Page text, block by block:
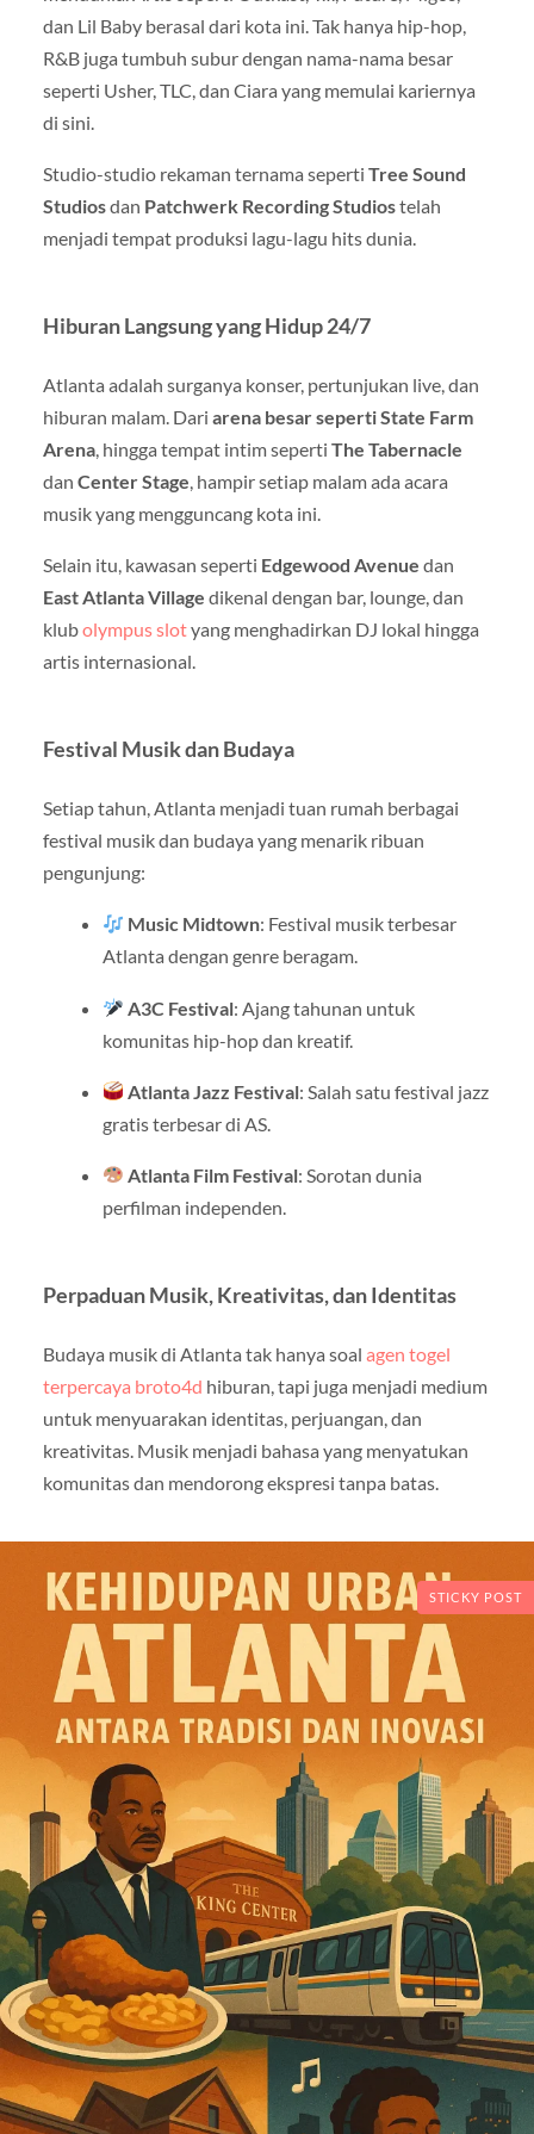
dan Lil Baby berasal dari kota ini. Tak hanya hip-hop,
R&B juga tumbuh subur dengan nama-nama besar
seperti Usher, TLC, dan Ciara yang memulai kariernya
di sini.
Studio-studio rekaman ternama seperti Tree Sound
Studiosdan Patchwerk Recording Studiostelah
menjadi tempat produksi lagu-lagu hits dunia.
Hiburan Langsung yang Hidup 24/7
Atlanta adalah surganya konser, pertunjukan live, dan
hiburan malam. Dari arena besar seperti State Farm
Arena, hingga tempat intim seperti The Tabernacle
dan Center Stage, hampir setiap malam ada acara
musik yang mengguncang kota ini.
Selain itu, kawasan seperti Edgewood Avenue dan
East Atlanta Village dikenal dengan bar, lounge, dan
klubolympus slotyang menghadirkan DJ lokal hingga
artis internasional.
Festival Musik dan Budaya
Setiap tahun, Atlanta menjadi tuan rumah berbagai
festival musik dan budaya yang menarik ribuan
pengunjung:
Music Midtown: Festival musik terbesar
Atlanta dengan genre beragam.
A3C Festival: Ajang tahunan untuk
komunitas hip-hop dan kreatif.
Atlanta Jazz Festival: Salah satu festival jazz
gratis terbesar di AS.
Atlanta Film Festival: Sorotan dunia
perfilman independen.
Perpaduan Musik, Kreativitas, dan Identitas
Budaya musik di Atlanta tak hanya soal agen togel
terpercaya broto4d hiburan, tapi juga menjadi medium
untuk menyuarakan identitas, perjuangan, dan
kreativitas. Musik menjadi bahasa yang menyatukan
komunitas dan mendorong ekspresi tanpa batas.
STICKY POST